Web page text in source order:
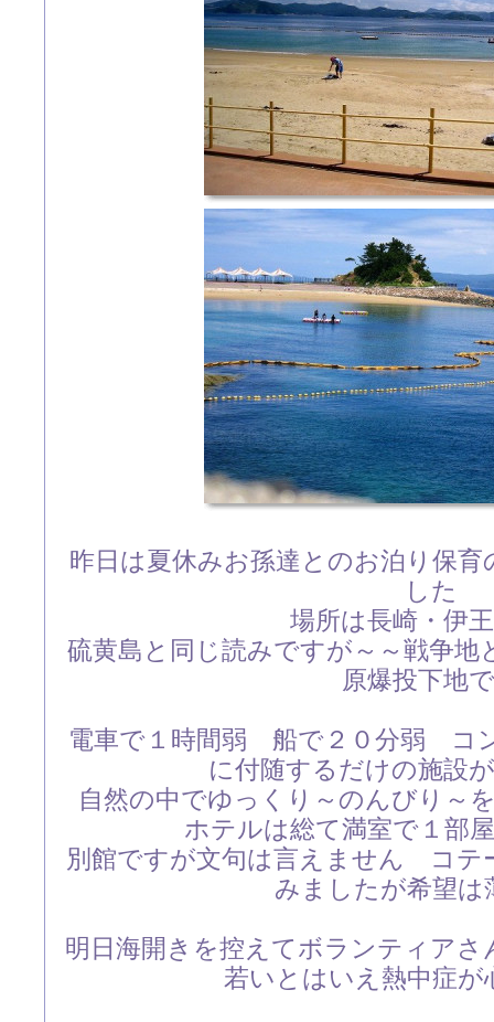
昨日は夏休みお孫達とのお泊り保
した
場所は長崎・伊
硫黄島と同じ読みですが～～戦争
原爆投下地
電車で１時間弱 船で２０分弱 コ
に付随するだけの施設
自然の中でゆっくり～のんびり～
ホテルは総て満室で１部
別館ですが文句は言えません コテ
みましたが希望は
明日海開きを控えてボランティア
若いとはいえ熱中症が